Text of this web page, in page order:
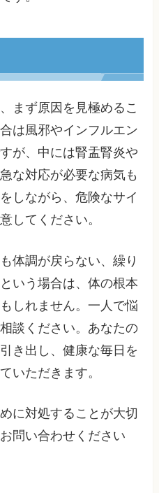
まず原因を見極めるこ
は風邪やインフルエン
が、中には腎盂腎炎や
な対応が必要な病気も
しながら、危険なサイ
してください。
体調が戻らない、繰り
いう場合は、体の根本
しれません。一人で悩
談ください。あなたの
き出し、健康な毎日を
いただきます。
に対処することが大切
問い合わせください